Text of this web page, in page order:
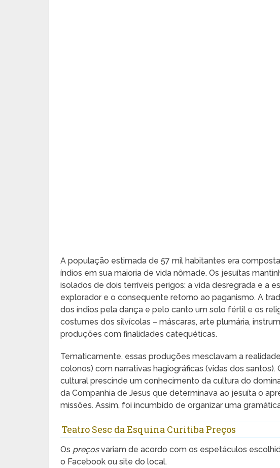
A população estimada de 57 mil habitantes era
índios em sua maioria de vida nômade. Os jesuítas
isolados de dois terríveis perigos: a vida desregrada e a
explorador e o consequente retorno ao paganismo. A
dos índios pela dança e pelo canto um solo fértil e os
costumes dos silvícolas – máscaras, arte plumária,
produções com finalidades catequéticas.
Tematicamente, essas produções mesclavam a
colonos) com narrativas hagiográficas (vidas dos
cultural prescinde um conhecimento da cultura do
da Companhia de Jesus que determinava ao jesuíta o
missões. Assim, foi incumbido de organizar uma
Teatro Sesc da Esquina Curitiba Preços
Os preçosvariam de acordo com os espetáculos
o Facebook ou site do local.